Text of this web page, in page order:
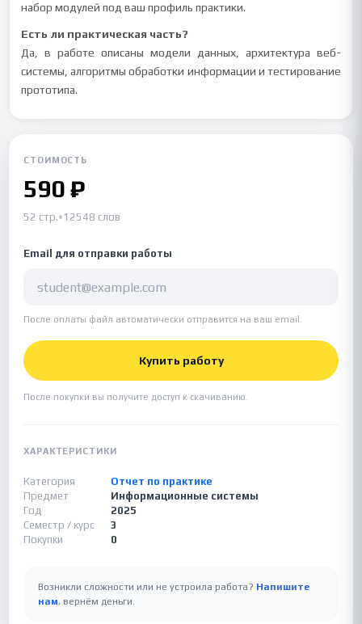
набор модулей под ваш профиль практики.
Есть ли практическая часть?
Да, в работе описаны модели данных, архитектура веб-
системы, алгоритмы обработки информации и тестирование
прототипа.
СТОИМОСТЬ
590 ₽
52 стр.•12548 слов
Email для отправки работы
После оплаты файл автоматически отправится на ваш email.
Купить работу
После покупки вы получите доступ к скачиванию.
ХАРАКТЕРИСТИКИ
Категория
Отчет по практике
Предмет
Информационные системы
Год
2025
Семестр / курс
3
Покупки
0
Возникли сложности или не устроила работа? Напишите
нам, вернём деньги.